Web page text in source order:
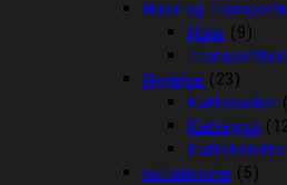
Huler og
Huler (9)
Hygiejne (23)
Kattebakker
Kattegrus
Kattetoiletter
kattelemme (5)